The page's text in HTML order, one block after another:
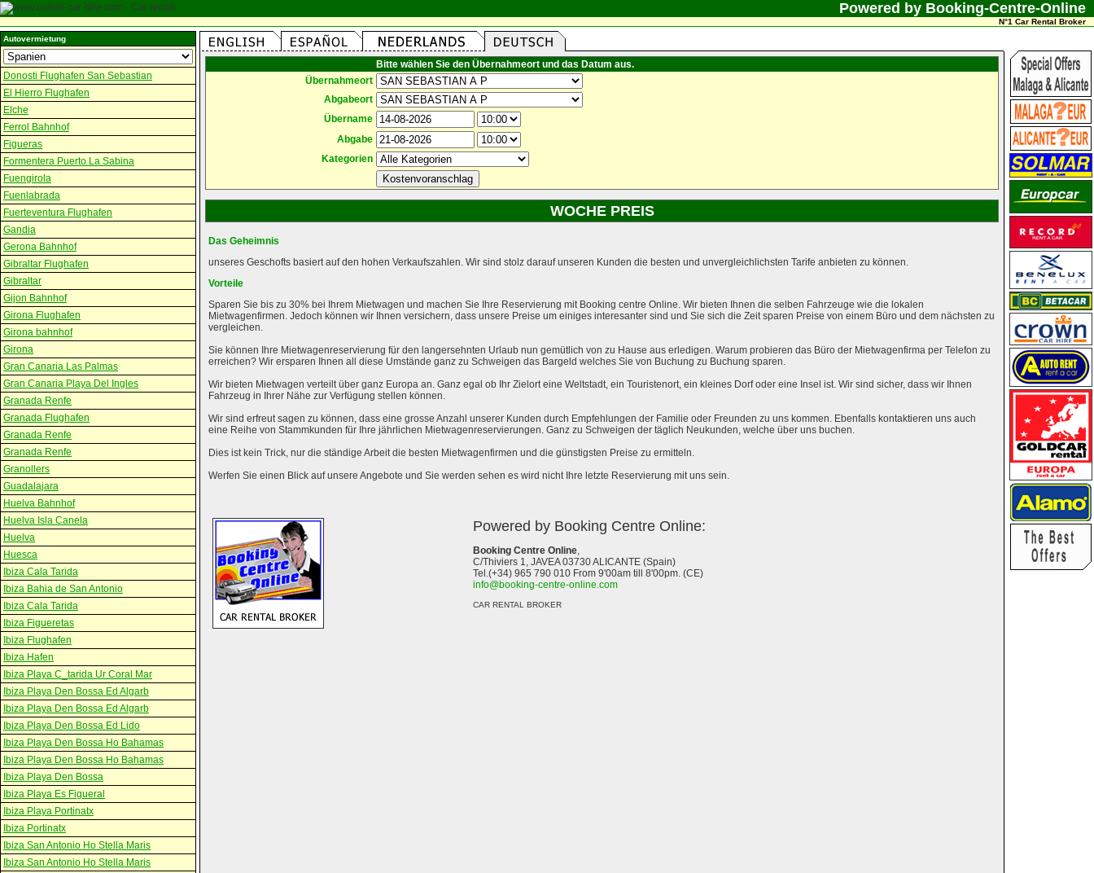
Powered by Booking-Centre-Online
N°1 Car Rental Broker
Autovermietung
Donosti Flughafen San Sebastian
El Hierro Flughafen
Elche
Ferrol Bahnhof
Figueras
Formentera Puerto La Sabina
Fuengirola
Fuenlabrada
Fuerteventura Flughafen
Gandia
Gerona Bahnhof
Gibraltar Flughafen
Gibraltar
Gijon Bahnhof
Girona Flughafen
Girona bahnhof
Girona
Gran Canaria Las Palmas
Gran Canaria Playa Del Ingles
Granada Renfe
Granada Flughafen
Granada Renfe
Granada Renfe
Granollers
Guadalajara
Huelva Bahnhof
Huelva Isla Canela
Huelva
Huesca
Ibiza Cala Tarida
Ibiza Bahia de San Antonio
Ibiza Cala Tarida
Ibiza Figueretas
Ibiza Flughafen
Ibiza Hafen
Ibiza Playa C_tarida Ur Coral Mar
Ibiza Playa Den Bossa Ed Algarb
Ibiza Playa Den Bossa Ed Algarb
Ibiza Playa Den Bossa Ed Lido
Ibiza Playa Den Bossa Ho Bahamas
Ibiza Playa Den Bossa Ho Bahamas
Ibiza Playa Den Bossa
Ibiza Playa Es Figueral
Ibiza Playa Portinatx
Ibiza Portinatx
Ibiza San Antonio Ho Stella Maris
Ibiza San Antonio Ho Stella Maris
Bitte wählen Sie den Übernahmeort und das Datum aus.
Übernahmeort
Abgabeort
Übername
Abgabe
Kategorien
WOCHE PREIS
Das Geheimnis
unseres Geschofts basiert auf den hohen Verkaufszahlen. Wir sind stolz darauf unseren Kunden die besten und unvergleichlichsten Tarife anbieten zu können.
Vorteile
Sparen Sie bis zu 30% bei Ihrem Mietwagen und machen Sie Ihre Reservierung mit Booking centre Online. Wir bieten Ihnen die selben Fahrzeuge wie die lokalen
Mietwagenfirmen. Jedoch können wir Ihnen versichern, dass unsere Preise um einiges interesanter sind und Sie sich die Zeit sparen Preise von einem Büro und dem nächsten zu
vergleichen.
Sie können Ihre Mietwagenreservierung für den langersehnten Urlaub nun gemütlich von zu Hause aus erledigen. Warum probieren das Büro der Mietwagenfirma per Telefon zu
erreichen? Wir ersparen Ihnen all diese Umstände ganz zu Schweigen das Bargeld welches Sie von Buchung zu Buchung sparen.
Wir bieten Mietwagen verteilt über ganz Europa an. Ganz egal ob Ihr Zielort eine Weltstadt, ein Touristenort, ein kleines Dorf oder eine Insel ist. Wir sind sicher, dass wir Ihnen
Fahrzeug in Ihrer Nähe zur Verfügung stellen können.
Wir sind erfreut sagen zu können, dass eine grosse Anzahl unserer Kunden durch Empfehlungen der Familie oder Freunden zu uns kommen. Ebenfalls kontaktieren uns auch
eine Reihe von Stammkunden für Ihre jährlichen Mietwagenreservierungen. Ganz zu Schweigen der täglich Neukunden, welche über uns buchen.
Dies ist kein Trick, nur die ständige Arbeit die besten Mietwagenfirmen und die günstigsten Preise zu ermitteln.
Werfen Sie einen Blick auf unsere Angebote und Sie werden sehen es wird nicht Ihre letzte Reservierung mit uns sein.
Powered by Booking Centre Online:
Booking Centre Online,
C/Thiviers 1, JAVEA 03730 ALICANTE (Spain)
Tel.(+34) 965 790 010 From 9'00am till 8'00pm. (CE)
info@booking-centre-online.com
CAR RENTAL BROKER